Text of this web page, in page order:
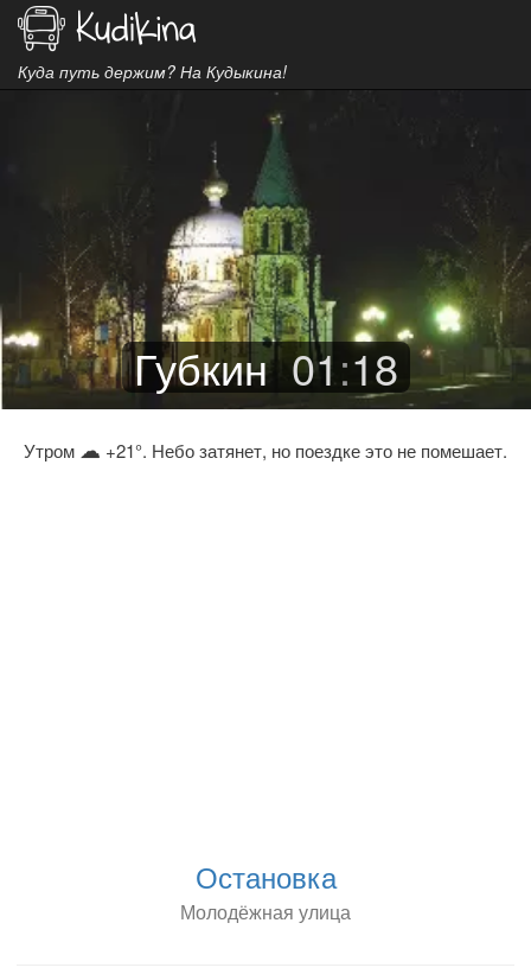
Куда путь держим? На Кудыкина!
Губкин 01:18
Утром ☁ +21°. Небо затянет, но поездке это не помешает.
Остановка
Молодёжная улица